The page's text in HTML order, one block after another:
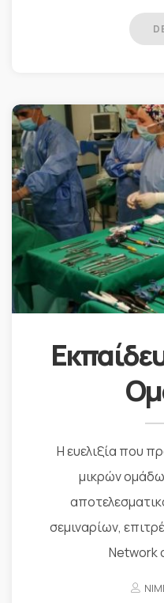
Η ευελιξία που
μικρών
σεμιναρίων,
Network